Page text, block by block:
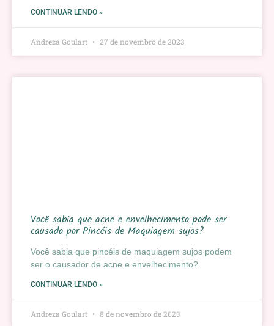
CONTINUAR LENDO »
Andreza Goulart 27 de novembro de 2023
Você sabia que acne e envelhecimento pode ser
causado por Pincéis de Maquiagem sujos?
Você sabia que pincéis de maquiagem sujos podem
ser o causador de acne e envelhecimento?
CONTINUAR LENDO »
Andreza Goulart 8 de novembro de 2023